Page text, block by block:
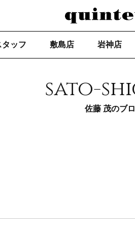
タッフ 敷島店 岩神店
sato-
佐藤 茂のブ